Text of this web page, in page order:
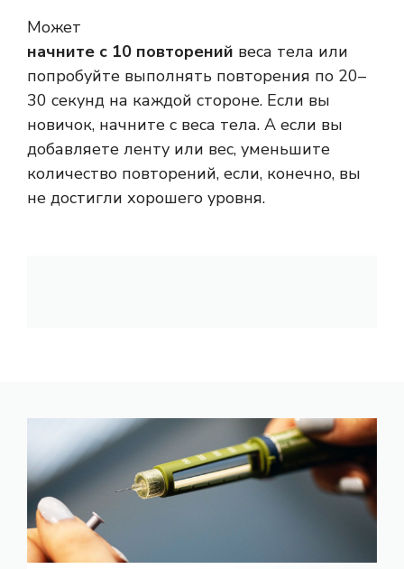
Может
начните с 10 повторений веса тела или
попробуйте выполнять повторения по 20–
30 секунд на каждой стороне. Если вы
новичок, начните с веса тела. А если вы
добавляете ленту или вес, уменьшите
количество повторений, если, конечно, вы
не достигли хорошего уровня.